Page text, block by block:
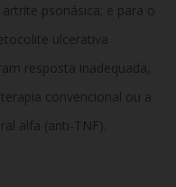
psoriásica; e para o
ulcerativa
resposta inadequada,
convencional ou a
alfa (anti-TNF).